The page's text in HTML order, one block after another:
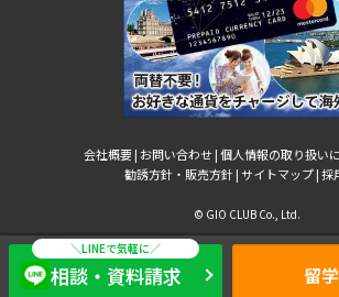
会社概要 | お問い合わせ |個人情報の取り扱い
勧誘方針・販売方針 |サイトマップ |採
© GIO CLUB Co., Ltd.
相談・資料請求 留